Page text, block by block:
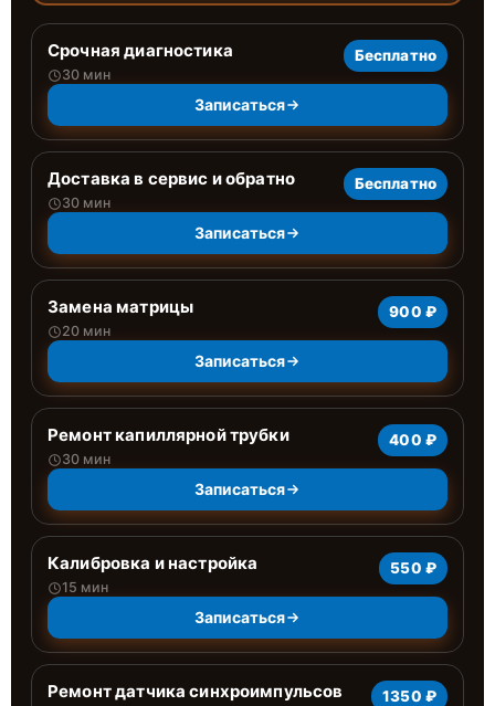
Срочная диагностика
30 мин
Бесплатно
Записаться
Доставка в сервис и обратно
30 мин
Бесплатно
Записаться
Замена матрицы
20 мин
900 ₽
Записаться
Ремонт капиллярной трубки
30 мин
400 ₽
Записаться
Калибровка и настройка
15 мин
550 ₽
Записаться
Ремонт датчика синхроимпульсов 1350 ₽